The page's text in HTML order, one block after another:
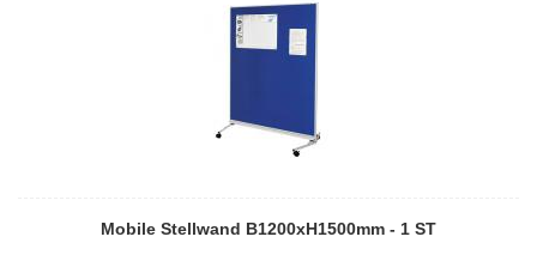
Mobile Stellwand B1200xH1500mm - 1 ST